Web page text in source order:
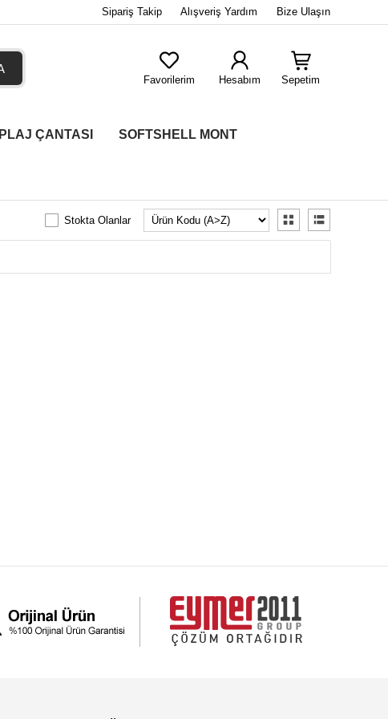
Sipariş Takip Alışveriş Yardım Bize Ulaşın
Favorilerim Hesabım Sepetim
PLAJ ÇANTASI SOFTSHELL MONT
Stokta Olanlar